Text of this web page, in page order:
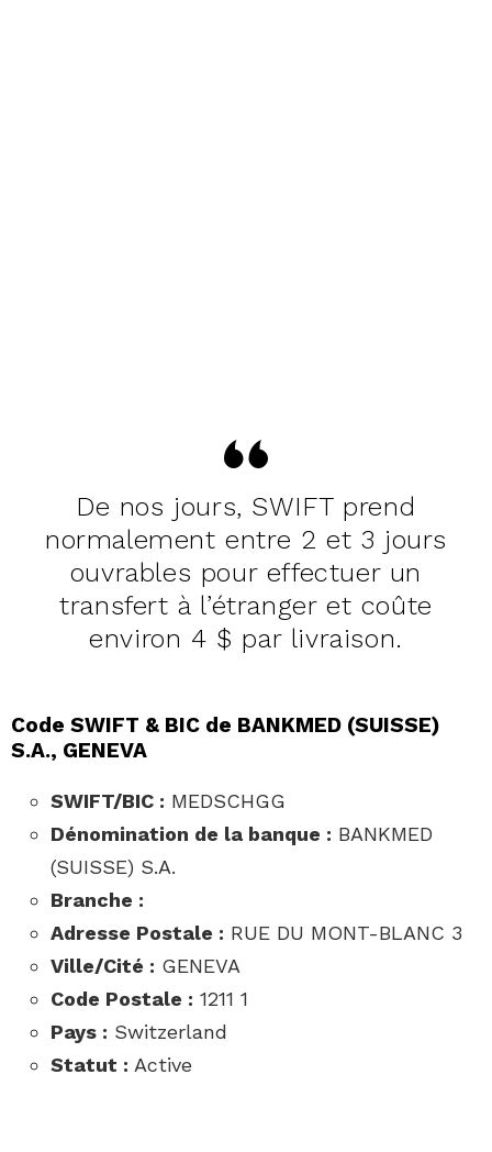
De nos jours, SWIFT prend
normalement entre 2 et 3 jours
ouvrables pour effectuer un
transfert à l’étranger et coûte
environ 4 $ par livraison.
Code SWIFT & BIC de BANKMED (SUISSE)
S.A., GENEVA
SWIFT/BIC : MEDSCHGG
Dénomination de la banque : BANKMED
(SUISSE) S.A.
Branche :
Adresse Postale : RUE DU MONT-BLANC 3
Ville/Cité : GENEVA
Code Postale : 1211 1
Pays : Switzerland
Statut : Active